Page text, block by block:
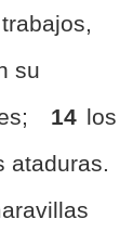
su
14 los
ataduras.